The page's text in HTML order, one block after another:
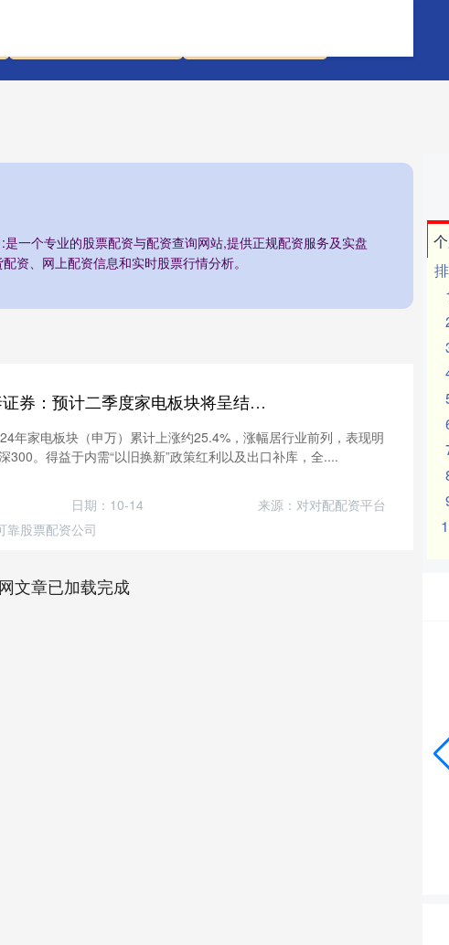
一个专业的股票配资与配资查询网站,提供正规配资服务及实盘
资、网上配资信息和实时股票行情分析。
我要配资网 华泰证券：预计二季度家电板块将呈结构性修复态势
年家电板块（申万）累计上涨约25.4%，涨幅居行业前列，表现明
300。得益于内需“以旧换新”政策红利以及出口补库，全....
日期：10-14
来源：对对配配资平台
靠股票配资公司
文章已加载完成